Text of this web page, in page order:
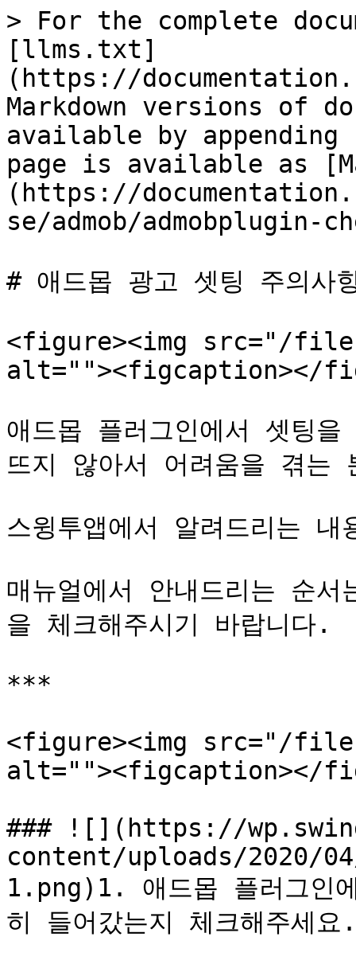
> For the complete
[llms.txt]
(https://
Markdown versions of
available by
page is available as
(https://
se/admob/admobplugin-
# 애드몹 광고 셋팅 주의사
<figure><img src="/files/
alt=""><figcaption></
애드몹 플러그인에서 셋팅
뜨지 않아서 어려움을 겪는
스윙투앱에서 알려드리는
매뉴얼에서 안내드리는 순
을 체크해주시기 바랍니다.
***
<figure><img src="/files/
alt=""><figcaption></
### ![](https://
content/uploads/2020/04/
1.png)1. 애드몹 플러그인
히 들어갔는지 체크해주세요.